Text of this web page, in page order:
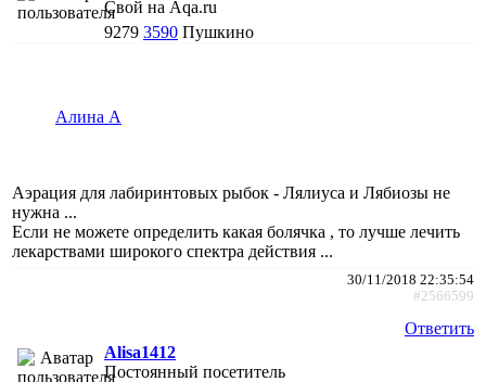
Свой на Aqa.ru
9279 3590 Пушкино
Алина А
Аэрация для лабиринтовых рыбок - Лялиуса и Лябиозы не
нужна ...
Если не можете определить какая болячка , то лучше лечить
лекарствами широкого спектра действия ...
30/11/2018 22:35:54
#2566599
Ответить
Alisa1412
Постоянный посетитель